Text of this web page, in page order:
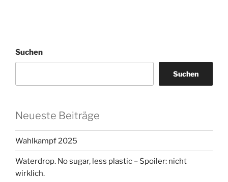
Suchen
Suchen
Neueste Beiträge
Wahlkampf 2025
Waterdrop. No sugar, less plastic – Spoiler: nicht
wirklich.